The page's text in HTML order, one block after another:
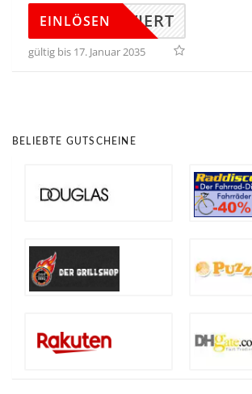
KTIVIERT
EINLÖSEN
gültig bis 17. Januar 2035
BELIEBTE GUTSCHEINE